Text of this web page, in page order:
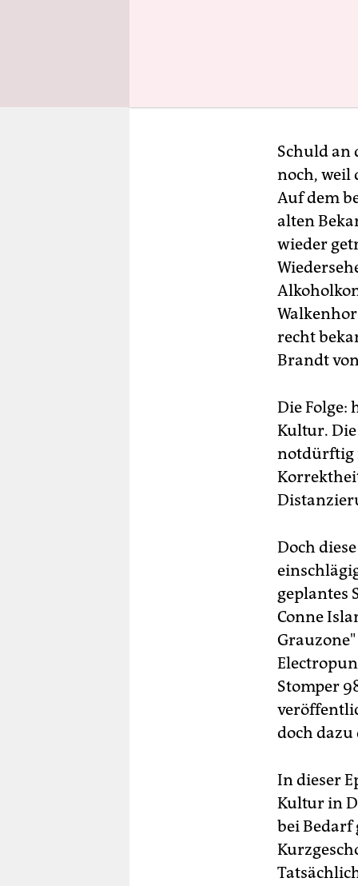
Schuld an
noch, weil
Auf dem
alten
wieder
recht
Brandt
Die Folge:
Kultur.
notdürftig
Doch
geplantes
Conne
Stomper
doch
In dieser
Kultur in
bei Bedarf